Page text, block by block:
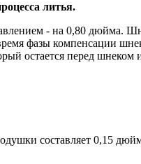
литья.
- на 0,80 дюйма.
фазы компенсации
остается перед
составляет 0,15